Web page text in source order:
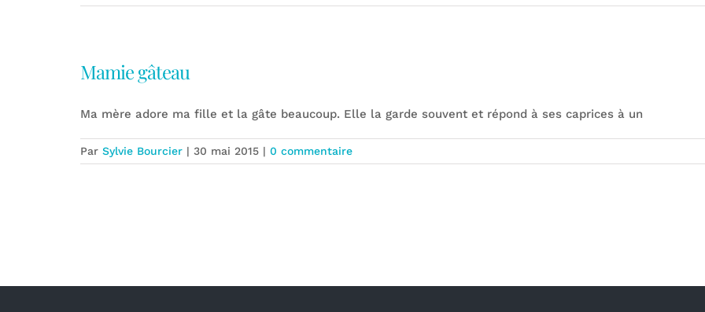
Mamie gâteau
Ma mère adore ma fille et la gâte beaucoup. Elle la garde souvent et répond à ses caprices à un
Par Sylvie Bourcier | 30 mai 2015 | 0 commentaire